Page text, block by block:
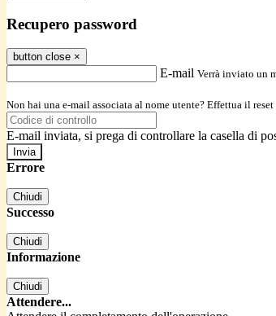
Recupero password
button close ×
E-mail Verrà inviato un
Non hai una e-mail associata al nome utente? Effettua il
E-mail inviata, si prega di controllare la casella di
Errore
Chiudi
Successo
Chiudi
Informazione
Chiudi
Attendere...